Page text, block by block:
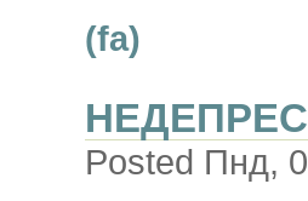
(fa)
Posted Пнд,